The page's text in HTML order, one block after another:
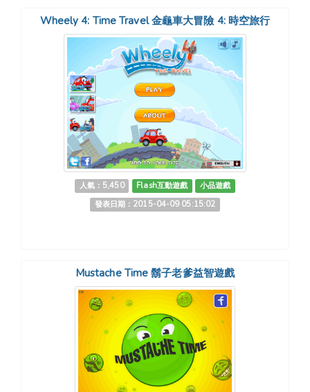
Wheely 4: Time Travel 金龜車大冒險 4: 時空旅行
人氣：5,450 Flash互動遊戲
小品遊戲
發表日期：2015-04-09 05:15:02
Mustache Time 鬍子老爹益智遊戲